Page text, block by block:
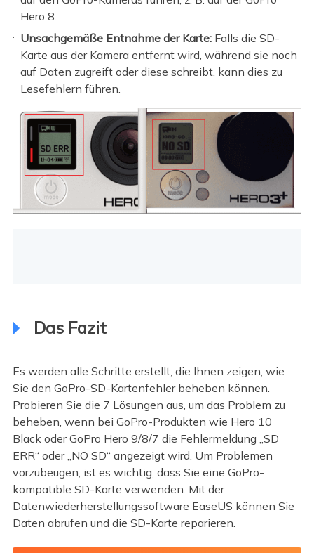
Hero 8.
Unsachgemäße Entnahme der Karte: Falls die SD-
Karte aus der Kamera entfernt wird, während sie noch
auf Daten zugreift oder diese schreibt, kann dies zu
Lesefehlern führen.
Das Fazit
Es werden alle Schritte erstellt, die Ihnen zeigen, wie
Sie den GoPro-SD-Kartenfehler beheben können.
Probieren Sie die 7 Lösungen aus, um das Problem zu
beheben, wenn bei GoPro-Produkten wie Hero 10
Black oder GoPro Hero 9/8/7 die Fehlermeldung „SD
ERR“ oder „NO SD“ angezeigt wird. Um Problemen
vorzubeugen, ist es wichtig, dass Sie eine GoPro-
kompatible SD-Karte verwenden. Mit der
Datenwiederherstellungssoftware EaseUS können Sie
Daten abrufen und die SD-Karte reparieren.